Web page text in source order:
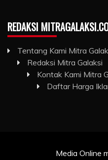
REDAKSI
Tentang Kami Mitra
Redaksi Mitra Galaksi
Kontak Kami Mitra
Daftar Harga
Media Online